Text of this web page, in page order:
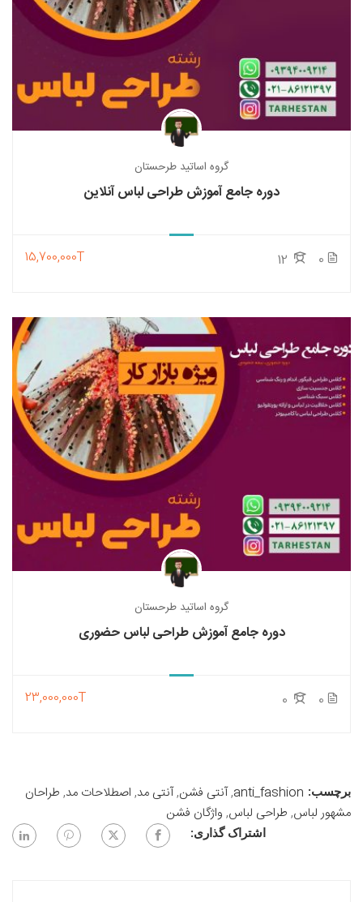
گروه اساتید طرحستان
دوره جامع آموزش طراحی لباس آنلاین
0
15,700,000T
گروه اساتید طرحستان
دوره جامع آموزش طراحی لباس حضوری
0
23,000,000T
برچسب: anti_fashion
,آنتی فشن,آنتی مد, اصطلاحات مد, طراحان
مشهور لباس, طراحی لباس, واژگان فشن
اشتراک گذاری: